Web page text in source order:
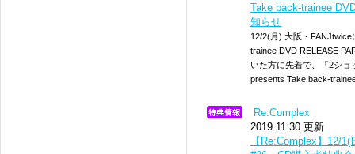
Take back-trainee
知らせ
12/2(月) 大阪・
trainee DVD RELEASE
いた方に先着で、「2シ
presents Take back-
Re:Complex
2019.11.30 更新
【Re:Complex】12/